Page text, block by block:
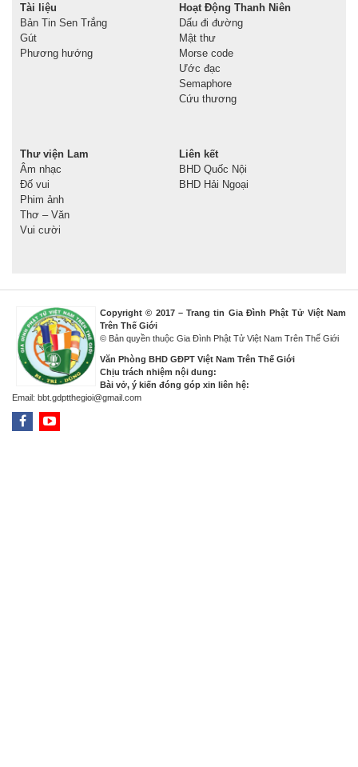
Tài liệu
Bản Tin Sen Trắng
Gút
Phương hướng
Hoạt Động Thanh Niên
Dấu đi đường
Mật thư
Morse code
Ước đạc
Semaphore
Cứu thương
Thư viện Lam
Âm nhạc
Đố vui
Phim ảnh
Thơ – Văn
Vui cười
Liên kết
BHD Quốc Nội
BHD Hải Ngoại
Copyright © 2017 – Trang tin Gia Đình Phật Tử Việt Nam
Trên Thế Giới
© Bản quyền thuộc Gia Đình Phật Tử Việt Nam Trên Thế Giới
Văn Phòng BHD GĐPT Việt Nam Trên Thế Giới
Chịu trách nhiệm nội dung:
Bài vở, ý kiến đóng góp xin liên hệ:
Email: bbt.gdptthegioi@gmail.com